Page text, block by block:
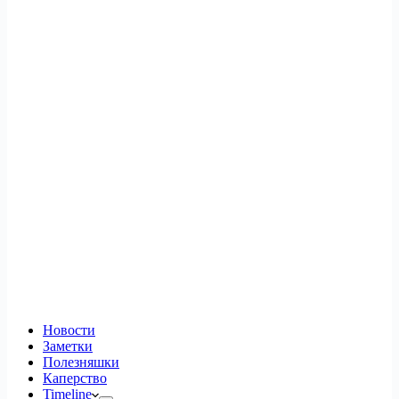
Новости
Заметки
Полезняшки
Каперство
Timeline